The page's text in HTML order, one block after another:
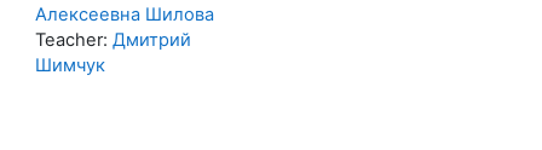
Алексеевна Шилова
Teacher: Дмитрий
Шимчук